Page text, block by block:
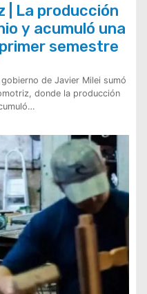
| La producción
y acumuló una
semestre
de Javier Milei sumó
donde la producción